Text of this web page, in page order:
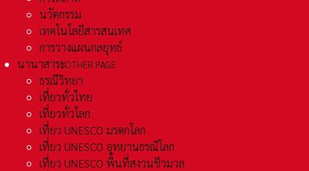
นวัตกรรม
เทคโนโลยีสารสนเทศ
การวางแผนกลยุทธ์
นานาสาระOTHER PAGE
ธรณีวิทยา
เที่ยวทั่วไทย
เที่ยวทั่วโลก
เที่ยว UNESCO มรดกโลก
เที่ยว UNESCO อุทยานธรณีโลก
เที่ยว UNESCO พื้นที่สงวนชีวมวล